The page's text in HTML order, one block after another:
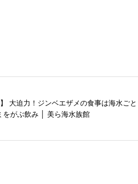
】 大迫力！ジンベエザメの食事は海水ごと
をがぶ飲み │ 美ら海水族館